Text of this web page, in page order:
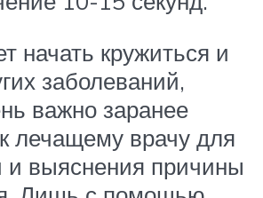
начать кружиться и
заболеваний,
важно заранее
лечащему врачу для
и выяснения причины